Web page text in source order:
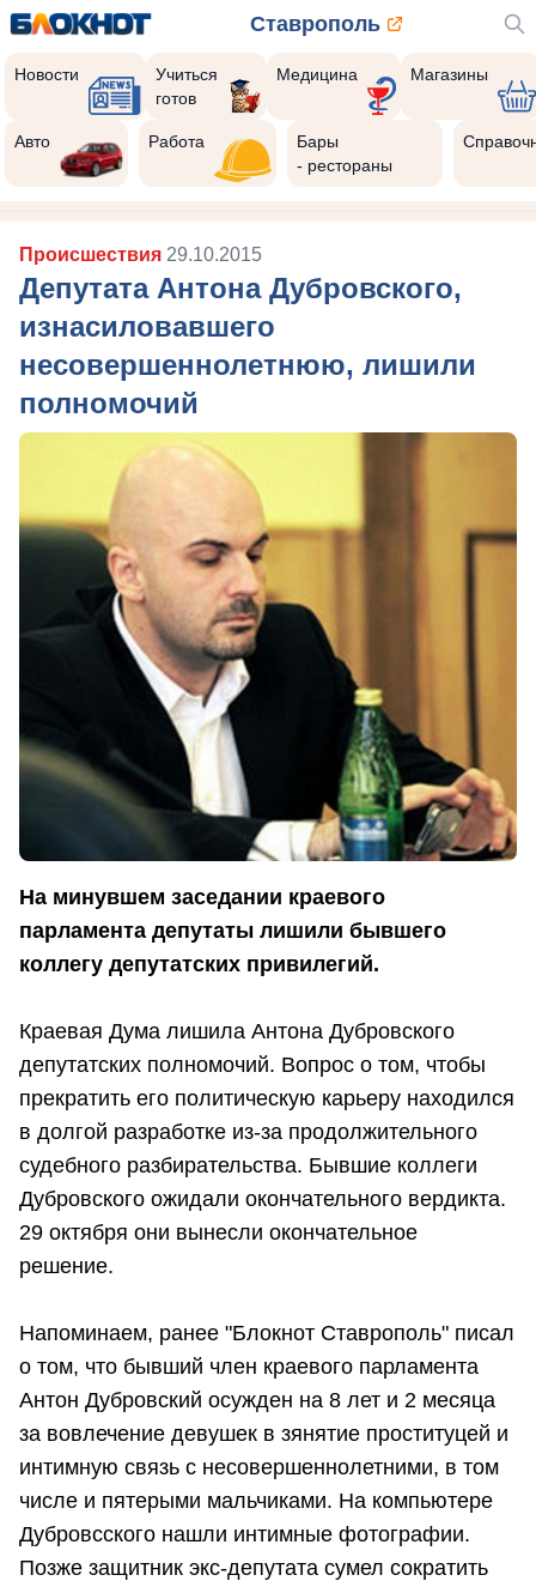
Ставрополь
Новости
Учиться
готов
Медицина Магазины
Авто Работа
Бары
- рестораны
Происшествия 29.10.2015
Депутата Антона Дубровского,
изнасиловавшего
несовершеннолетнюю, лишили
полномочий
На минувшем заседании краевого
парламента депутаты лишили бывшего
коллегу депутатских привилегий.
Краевая Дума лишила Антона Дубровского
депутатских полномочий. Вопрос о том, чтобы
прекратить его политическую карьеру находился
в долгой разработке из-за продолжительного
судебного разбирательства. Бывшие коллеги
Дубровского ожидали окончательного вердикта.
29 октября они вынесли окончательное
решение.
Напоминаем, ранее "Блокнот Ставрополь" писал
о том, что бывший член краевого парламента
Антон Дубровский осужден на 8 лет и 2 месяца
за вовлечение девушек в зянятие проституцей и
интимную связь с несовершеннолетними, в том
числе и пятерыми мальчиками. На компьютере
Дубровсского нашли интимные фотографии.
Позже защитник экс-депутата сумел сократить